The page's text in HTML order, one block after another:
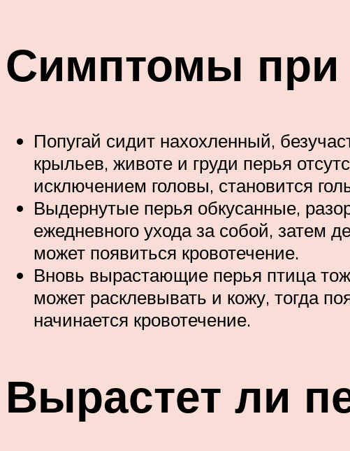
Симптомы
Попугай сидит нахохленный,
крыльев, животе и груди перья
исключением головы, становится
Выдернутые перья обкусанные,
ежедневного ухода за собой, затем
может появиться кровотечение.
Вновь вырастающие перья птица
может расклевывать и кожу, тогда
начинается кровотечение.
Вырастет ли